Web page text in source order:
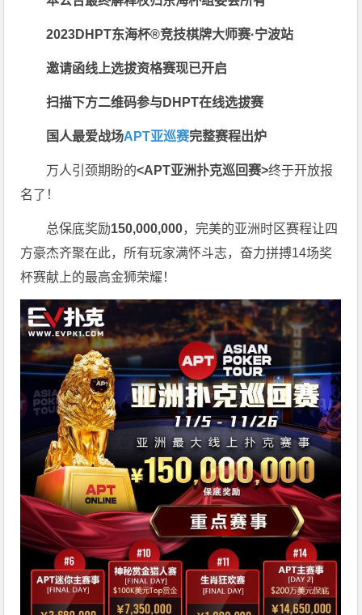
2023DHPT东海杯®竞技棋牌大师赛·宁波站
邀请函线上选拔资格赛现已开启
扫描下方二维码参与DHPT在线选拔赛
国人最爱战场APT亚巡赛完整赛程出炉
万人引颈期盼的<APT亚洲扑克巡回赛>终于开放报
名了！
总保底奖励150,000,000，完美的亚洲时区赛程让四
方豪杰齐聚在此，所有玩家满怀斗志，奋力拼搏14场奖
杯赛献上的最高金狮荣耀！